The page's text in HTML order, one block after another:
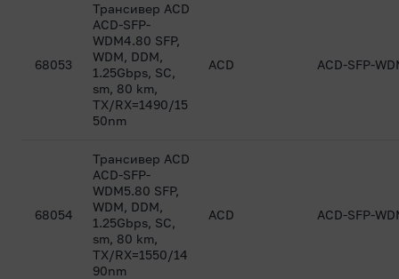
68053
Трансивер ACD
ACD-SFP-
WDM4.80 SFP,
WDM, DDM,
1.25Gbps, SC,
sm, 80 km,
TX/RX=1490/15
50nm
ACD ACD-SFP-
68054
Трансивер ACD
ACD-SFP-
WDM5.80 SFP,
WDM, DDM,
1.25Gbps, SC,
sm, 80 km,
TX/RX=1550/14
90nm
ACD ACD-SFP-